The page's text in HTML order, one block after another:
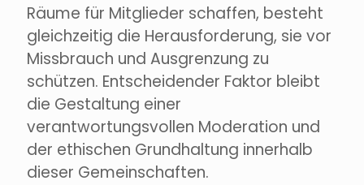
Räume für Mitglieder schaffen, besteht
gleichzeitig die Herausforderung, sie vor
Missbrauch und Ausgrenzung zu
schützen. Entscheidender Faktor bleibt
die Gestaltung einer
verantwortungsvollen Moderation und
der ethischen Grundhaltung innerhalb
dieser Gemeinschaften.